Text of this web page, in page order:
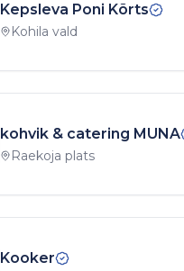
Kepsleva Poni Kõrts
Kohila vald
kohvik & catering MUNA
Raekoja plats
Kooker